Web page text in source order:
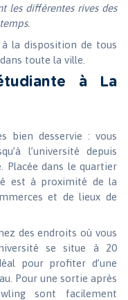
les différentes rives des
la disposition de tous
toute la ville.
à La
bien desservie : vous
l’université depuis
Placée dans le quartier
est à proximité de la
et de lieux de
des endroits où vous
se situe à 20
pour profiter d’une
Pour une sortie après
sont facilement